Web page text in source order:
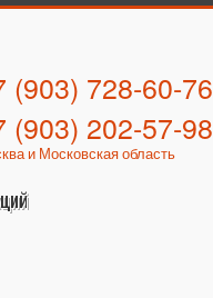
(903) 728-60-76
(903) 202-57-98
и Московская область